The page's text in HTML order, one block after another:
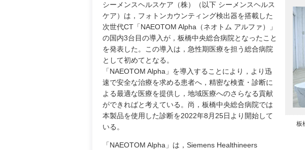
板
シーメンスヘルスケア（株）（以下 シーメンスヘルス
ケア）は，フォトンカウンティング検出器を搭載した
次世代CT「NAEOTOM Alpha（ネオトム アルファ）」
の国内3台目の導入が，板橋中央総合病院となったこと
を発表した。この導入は，急性期医療を担う総合病院
として初めてとなる。
「NAEOTOM Alpha」を導入することにより，より迅
速で安全な治療を求める患者へ，精密な検査・診断に
よる最適な医療を提供し，地域医療へのさらなる貢献
ができればと考えている。尚，板橋中央総合病院では
本製品を使用した診断を2022年8月25日より開始して
いる。
「NAEOTOM Alpha」は，Siemens Healthineers